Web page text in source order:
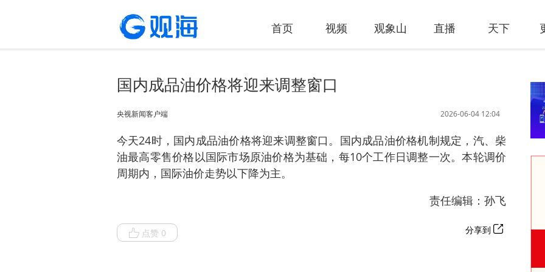
首页 视频 观象山 直播 天下
国内成品油价格将迎来调整窗口
2026-06-04 12:04
央视新闻客户端
今天24时，国内成品油价格将迎来调整窗口。国内成品油价格机制规定，汽、柴
油最高零售价格以国际市场原油价格为基础，每10个工作日调整一次。本轮调价
周期内，国际油价走势以下降为主。
责任编辑：孙飞
点赞 0 分享到